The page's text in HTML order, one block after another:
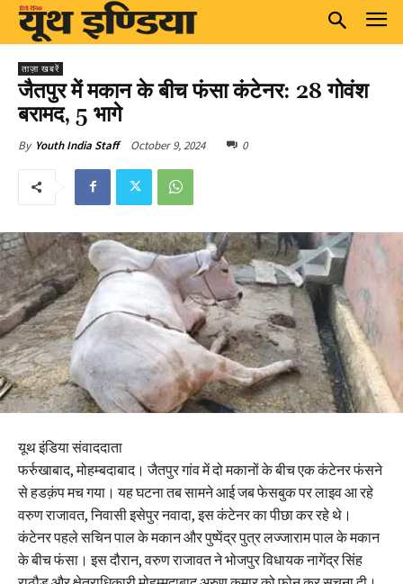
ताज़ा खबरें
जैतपुर में मकान के बीच फंसा कंटेनर: 28 गोवंश
बरामद, 5 भागे
By Youth India Staff October 9, 2024 0
यूथ इंडिया संवाददाता
फर्रुखाबाद, मोहम्बदाबाद। जैतपुर गांव में दो मकानों के बीच एक कंटेनर फंसने
से हडक़ंप मच गया। यह घटना तब सामने आई जब फेसबुक पर लाइव आ रहे
वरुण राजावत, निवासी इसेपुर नवादा, इस कंटेनर का पीछा कर रहे थे।
कंटेनर पहले सचिन पाल के मकान और पुष्पेंद्र पुत्र लज्जाराम पाल के मकान
के बीच फंसा। इस दौरान, वरुण राजावत ने भोजपुर विधायक नागेंद्र सिंह